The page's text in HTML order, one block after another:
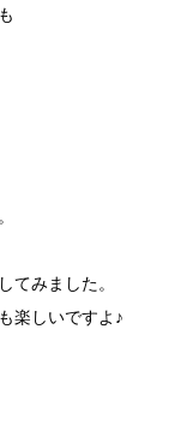
てみました。
楽しいですよ♪